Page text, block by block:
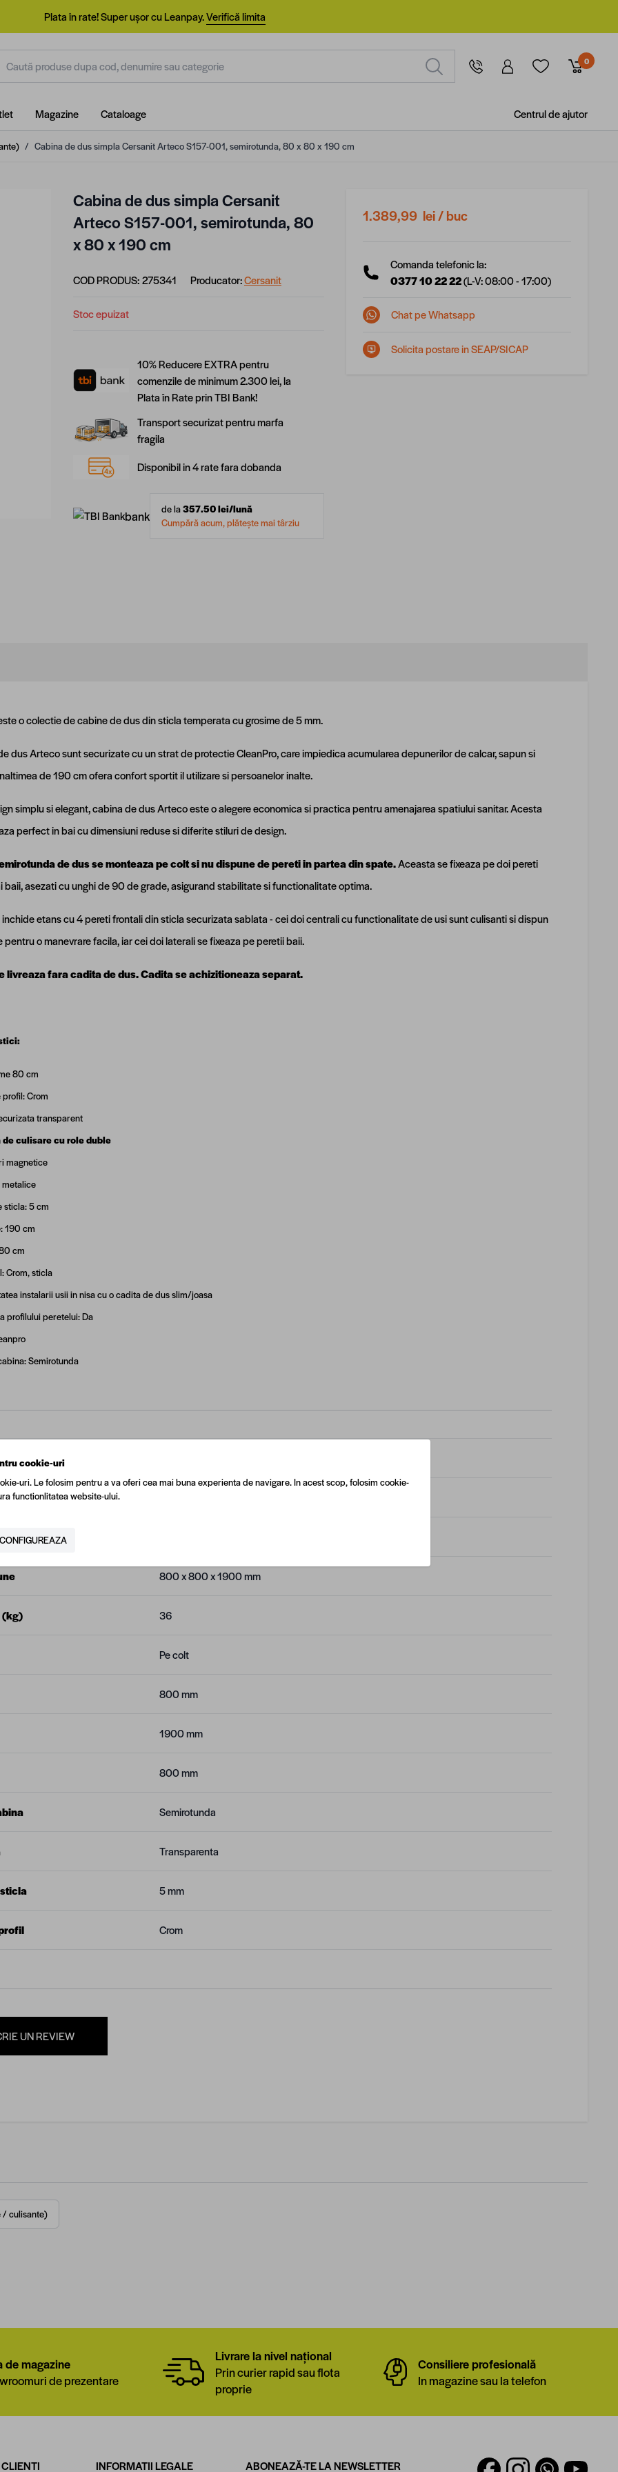
Plata în rate! Super ușor cu Leanpay.Verifică limita
0
Magazine Cataloage Centrul de ajutor
/ Cabina de dus simpla Cersanit Arteco S157-001, semirotunda, 80 x 80 x 190 cm
Cabina de dus simpla Cersanit
Arteco S157-001, semirotunda, 80
x 80 x 190 cm
COD PRODUS:275341 Producator:Cersanit
Stoc epuizat
10% Reducere EXTRA pentru
comenzile de minimum 2.300 lei, la
Plata în Rate prin TBI Bank!
Transport securizat pentru marfa
fragila
Disponibil in 4 rate fara dobanda
bank de la357.50lei/lună
Cumpără acum, plătește mai târziu
1.389,99 lei/ buc
Comanda telefonic la:
0377 10 22 22(L-V: 08:00 - 17:00)
Chat pe Whatsapp
Solicita postare in SEAP/SICAP
o colectie de cabine de dus din sticla temperata cu grosime de 5 mm.
dus Arteco sunt securizate cu un strat de protectie CleanPro, care impiedica acumularea depunerilor de calcar, sapun si
de 190 cm ofera confort sportit il utilizare si persoanelor inalte.
simplu si elegant, cabina de dus Arteco este o alegere economica si practica pentru amenajarea spatiului sanitar. Acesta
perfect in bai cu dimensiuni reduse si diferite stiluri de design.
de dus se monteaza pe colt si nu dispune de pereti in partea din spate.Aceasta se fixeaza pe doi pereti
baii, asezati cu unghi de 90 de grade, asigurand stabilitate si functionalitate optima.
etans cu 4 pereti frontali din sticla securizata sablata - cei doi centrali cu functionalitate de usi sunt culisanti si dispun
pentru o manevrare facila, iar cei doi laterali se fixeaza pe peretii baii.
livreaza fara cadita de dus. Cadita se achizitioneaza separat.
80 cm
Crom
transparent
de culisare cu role duble
magnetice
sticla: 5 cm
190 cm
cm
Crom, sticla
instalarii usii in nisa cu o cadita de dus slim/joasa
profilului peretelui: Da
Semirotunda
800 x 800 x 1900 mm
(kg) 36
Pe colt
800 mm
1900 mm
800 mm
Semirotunda
Transparenta
5 mm
Crom
UN REVIEW
/ culisante)
de magazine
de prezentare
Livrare la nivel național
Prin curier rapid sau flota
proprie
Consiliere profesională
In magazine sau la telefon
INFORMATII LEGALE ABONEAZĂ-TE LA NEWSLETTER
cookie-uri
uri. Le folosim pentru a va oferi cea mai buna experienta de navigare. In acest scop, folosim cookie-
functionlitatea website-ului.
CONFIGUREAZA